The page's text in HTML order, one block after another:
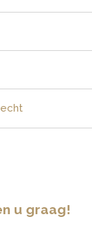
u graag!